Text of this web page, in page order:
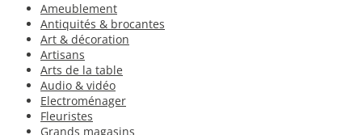
Ameublement
Antiquités & brocantes
Art & décoration
Artisans
Arts de la table
Audio & vidéo
Electroménager
Fleuristes
Grands magasins